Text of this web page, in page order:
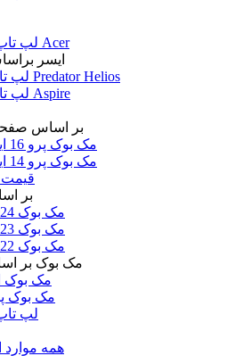
لپ تاپ گیمینگ Acer
ایسر
لپ تاپ Predator Helios
لپ تاپ Aspire
بر اساس
مک بوک پرو 16 اینچ
مک بوک پرو 14 اینچ
بر
مک بوک 2024
مک بوک 2023
مک بوک 2022
مک بوک بر
مک بوک
مک بوک
لپ
همه موارد